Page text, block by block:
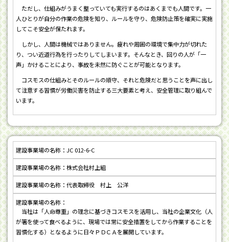
ただし、仕組みがうまく整っていても実行するのはあくまでも人間です。一
人ひとりが自分の作業の危険を知り、ルールを守り、危険防止策を確実に実施
してこそ安全が保たれます。
しかし、人間は機械ではありません。疲れや周囲の環境で集中力が切れた
り、つい近道行為を行ったりしてしまいます。そんなとき、回りの人が「一
声」かけることにより、事故を未然に防ぐことが可能となります。
コスモスの仕組みとそのルールの順守、それと危険だと思うことを声に出し
て注意する習慣が労働災害を防止する三大要素と考え、安全管理に取り組んで
います。
JC 012-6-C
株式会社村上組
代表取締役 村上 公洋
当社は「人命尊重」の理念に基づきコスモスを活用し、当社の企業文化（人
が箸を使って食べるように、現場では常に安全措置をしてから作業することを
習慣化する）となるように日々ＰＤＣＡを展開しています。